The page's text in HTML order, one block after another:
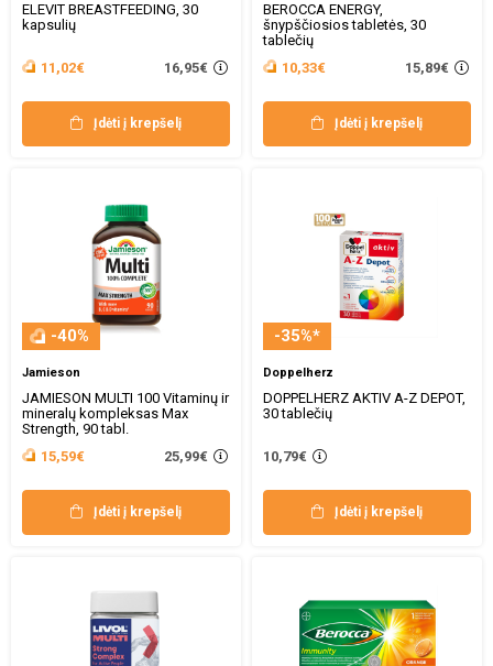
ELEVIT BREASTFEEDING, 30
kapsulių
11,02€ 16,95€
Įdėti į krepšelį
BEROCCA ENERGY,
šnypščiosios tabletės, 30
tablečių
10,33€
15,89€
Įdėti į krepšelį
-40%
Jamieson
JAMIESON MULTI 100 Vitaminų ir
mineralų kompleksas Max
Strength, 90 tabl.
15,59€
25,99€
Įdėti į krepšelį
-35%*
Doppelherz
DOPPELHERZ AKTIV A-Z DEPOT,
30 tablečių
10,79€
Įdėti į krepšelį